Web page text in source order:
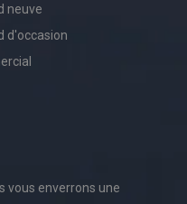
neuve
d'occasion
vous enverrons une